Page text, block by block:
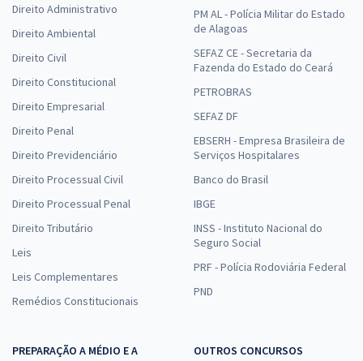
Direito Administrativo
Direito Ambiental
Direito Civil
Direito Constitucional
Direito Empresarial
Direito Penal
Direito Previdenciário
Direito Processual Civil
Direito Processual Penal
Direito Tributário
Leis
Leis Complementares
Remédios Constitucionais
PM AL - Polícia Militar do Estado
de Alagoas
SEFAZ CE - Secretaria da
Fazenda do Estado do Ceará
PETROBRAS
SEFAZ DF
EBSERH - Empresa Brasileira de
Serviços Hospitalares
Banco do Brasil
IBGE
INSS - Instituto Nacional do
Seguro Social
PRF - Polícia Rodoviária Federal
PND
PREPARAÇÃO A MÉDIO E A
OUTROS CONCURSOS